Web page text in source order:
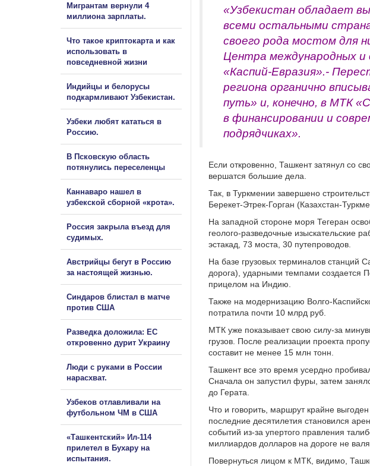
«Узбекистан обладает
всеми остальными
своего рода мостом для
Центра международных и
«Каспий-Евразия».-
региона органично
путь» и, конечно, в МТК
в финансировании и
подрядчиках».
Если откровенно, Ташкент затянул со
вершатся большие дела.
Так, в Туркмении завершено
Берекет-Этрек-Горган (Казахстан-
На западной стороне моря Тегеран
геолого-разведочные изыскательские
эстакад, 73 моста, 30 путепроводов.
На базе грузовых терминалов станций
дорога), ударными темпами создается
прицелом на Индию.
Также на модернизацию Волго-
потратила почти 10 млрд руб.
МТК уже показывает свою силу-за
грузов. После реализации проекта
составит не менее 15 млн тонн.
Ташкент все это время усердно
Сначала он запустил фуры, затем
до Герата.
Что и говорить, маршрут крайне
последние десятилетия становился
событий из-за упертого правления
миллиардов долларов на дороге не
Повернуться лицом к МТК, видимо,
Мигрантам вернули 4
миллиона зарплаты.
Что такое криптокарта и как
использовать в
повседневной жизни
Индийцы и белорусы
подкармливают Узбекистан.
Узбеки любят кататься в
Россию.
В Псковскую область
потянулись переселенцы
Каннаваро нашел в
узбекской сборной «крота».
Россия закрыла въезд для
судимых.
Австрийцы бегут в Россию
за настоящей жизнью.
Синдаров блистал в матче
против США
Разведка доложила: ЕС
откровенно дурит Украину
Люди с руками в России
нарасхват.
Узбеков отлавливали на
футбольном ЧМ в США
«Ташкентский» Ил-114
прилетел в Бухару на
испытания.